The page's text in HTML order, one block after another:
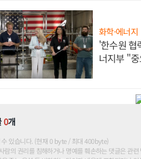
화학·에너지
'한수원 협
너지부 "
0개
수 있습니다. (현재 0 byte / 최대 400byte)
람의 권리를 침해하거나 명예를 훼손하는 댓글은 관